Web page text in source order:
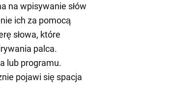
na wpisywanie słów
ich za pomocą
słowa, które
palca.
lub programu.
pojawi się spacja